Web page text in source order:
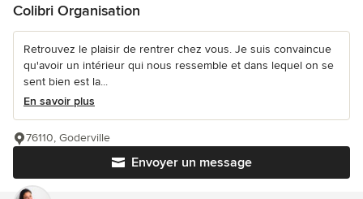
Colibri Organisation
Retrouvez le plaisir de rentrer chez vous. Je suis convaincue
qu'avoir un intérieur qui nous ressemble et dans lequel on se
sent bien est la...
En savoir plus
Envoyer un message
76110, Goderville